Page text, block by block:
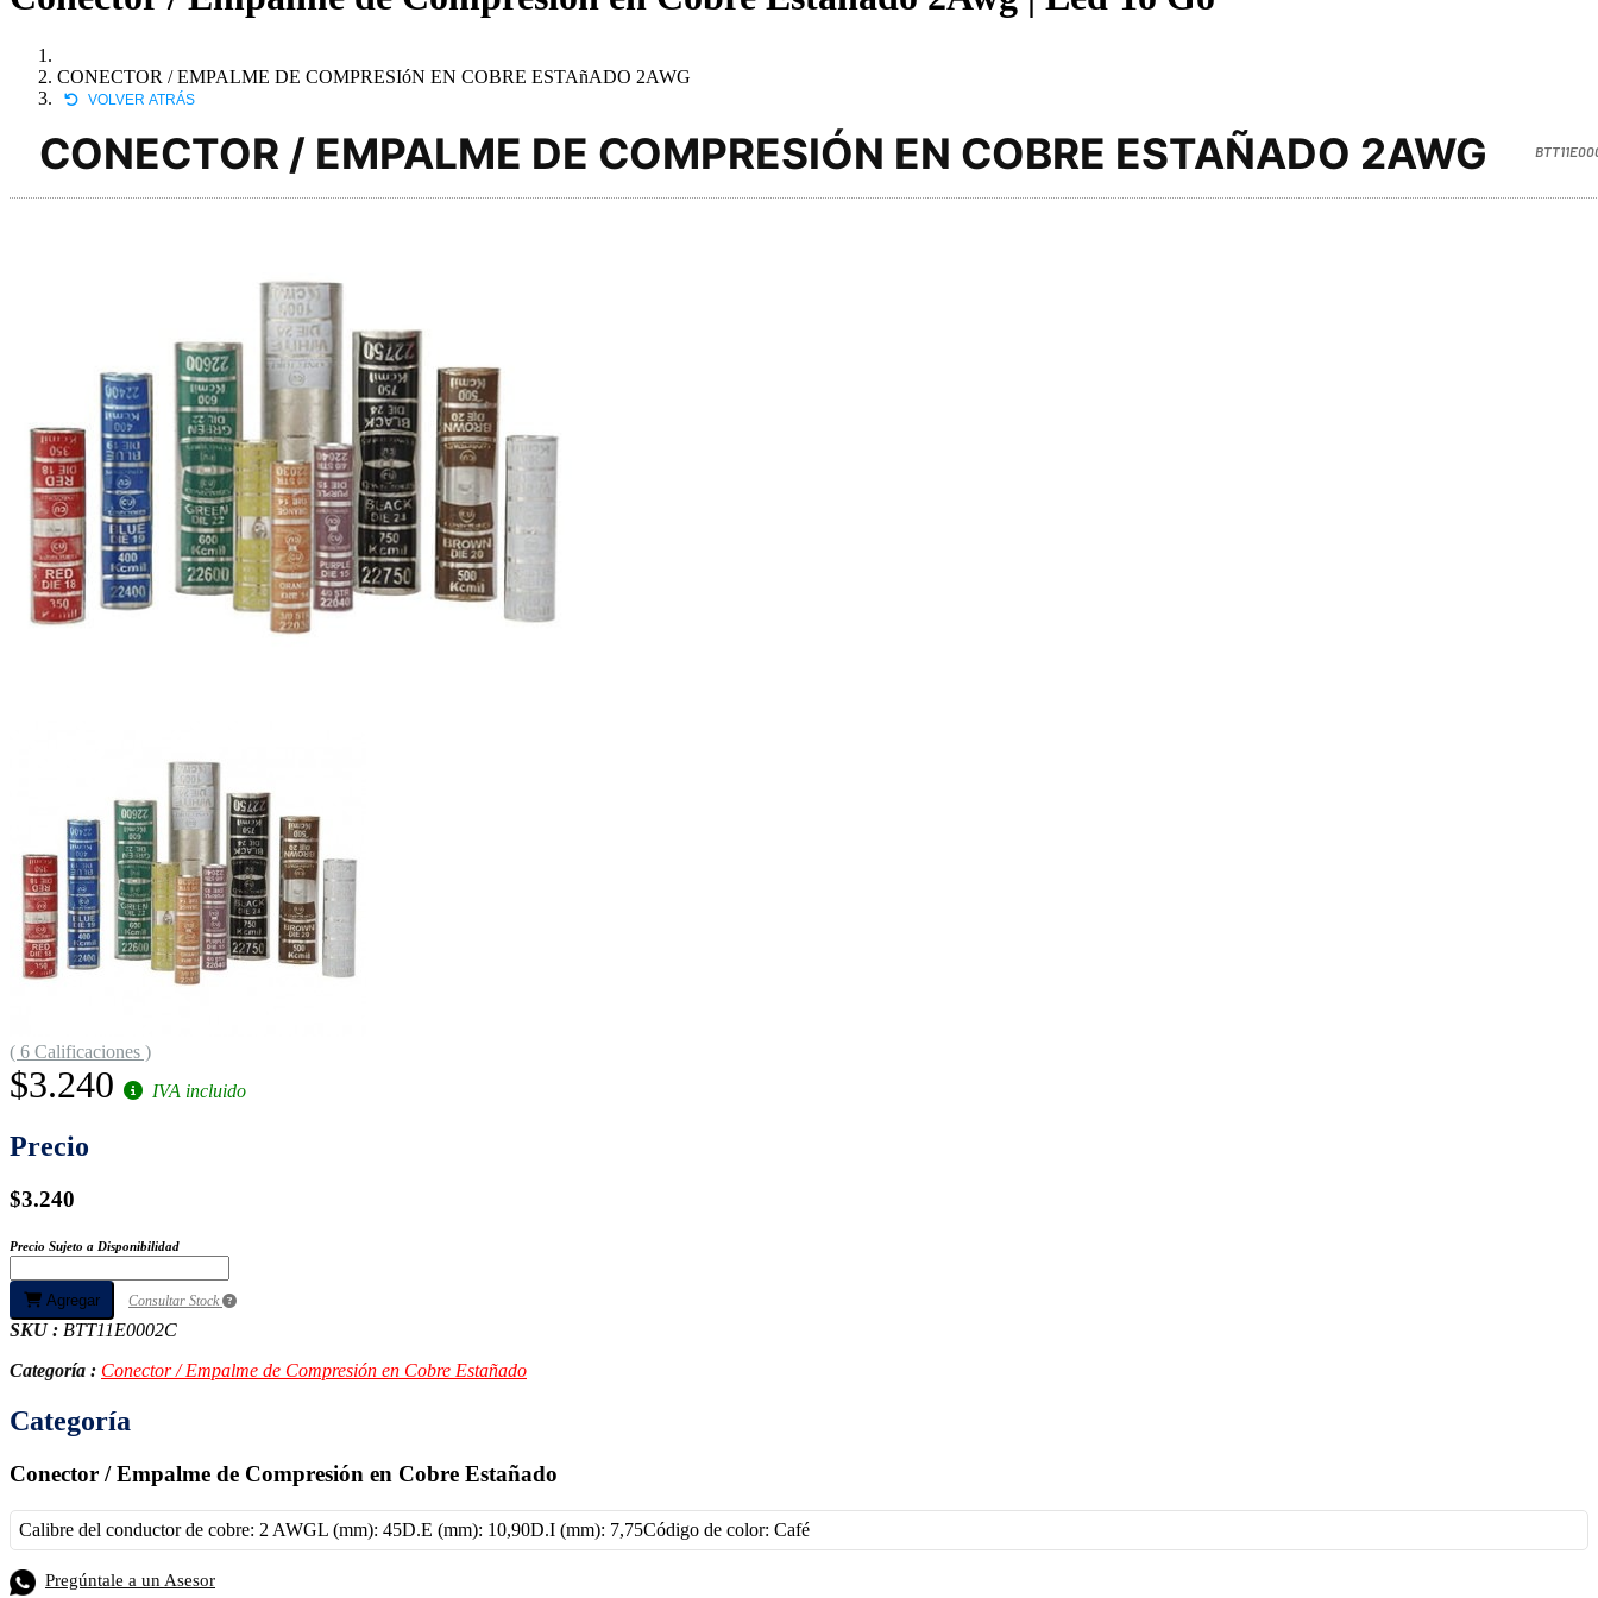
CONECTOR / EMPALME DE COMPRESIóN EN COBRE ESTAñADO 2AWG
VOLVER ATRÁS
CONECTOR / EMPALME DE COMPRESIÓN EN COBRE ESTAÑADO 2AWG
( 6 Calificaciones )
$3.240 IVA incluido
Precio
$3.240
Precio Sujeto a Disponibilidad
Agregar Consultar Stock
SKU : BTT11E0002C
Categoría : Conector / Empalme de Compresión en Cobre Estañado
Categoría
Conector / Empalme de Compresión en Cobre Estañado
Calibre del conductor de cobre: 2 AWGL (mm): 45D.E (mm): 10,90D.I (mm): 7,75Código de color: Café
Pregúntale a un Asesor